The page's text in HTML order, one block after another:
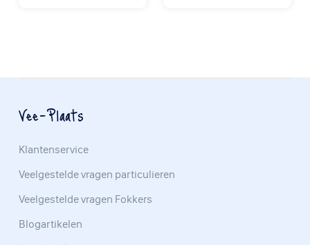
Vee-Plaats
Klantenservice
Veelgestelde vragen particulieren
Veelgestelde vragen Fokkers
Blogartikelen